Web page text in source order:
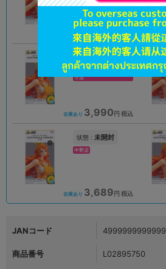
在庫あり 2,691円 税込
状態 :未開封
ダイバーシティ東京 プラ
ザ店
在庫あり 3,990円 税込
状態 : 未開封
中野店
在庫あり 3,689円 税込
JANコード 4999999999999
商品番号 L02895750